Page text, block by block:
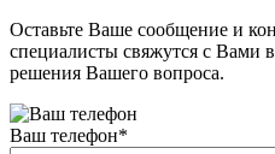
Оставьте Ваше сообщение и
специалисты свяжутся с Вами
решения Вашего вопроса.
Ваш телефон*